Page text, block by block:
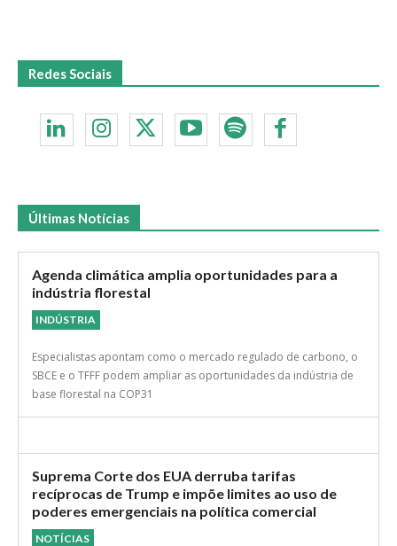
Redes Sociais
Últimas Notícias
Agenda climática amplia oportunidades para a
indústria florestal
INDÚSTRIA
Especialistas apontam como o mercado regulado de carbono, o
SBCE e o TFFF podem ampliar as oportunidades da indústria de
base florestal na COP31
Suprema Corte dos EUA derruba tarifas
recíprocas de Trump e impõe limites ao uso de
poderes emergenciais na política comercial
NOTÍCIAS